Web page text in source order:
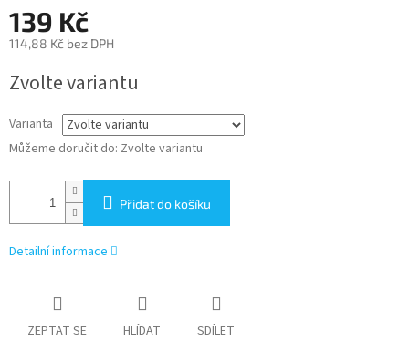
139 Kč
114,88 Kč bez DPH
cena:
Zvolte variantu
Varianta
Můžeme doručit do: Zvolte variantu
Přidat do košíku
Detailní informace
ZEPTAT SE HLÍDAT SDÍLET